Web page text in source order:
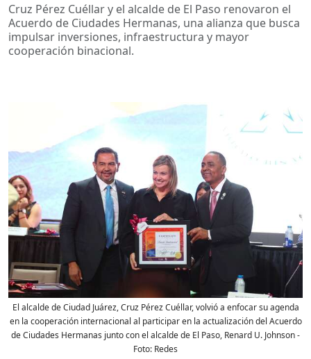
Cruz Pérez Cuéllar y el alcalde de El Paso renovaron el
Acuerdo de Ciudades Hermanas, una alianza que busca
impulsar inversiones, infraestructura y mayor
cooperación binacional.
El alcalde de Ciudad Juárez, Cruz Pérez Cuéllar, volvió a enfocar su agenda
en la cooperación internacional al participar en la actualización del Acuerdo
de Ciudades Hermanas junto con el alcalde de El Paso, Renard U. Johnson-
Foto: Redes